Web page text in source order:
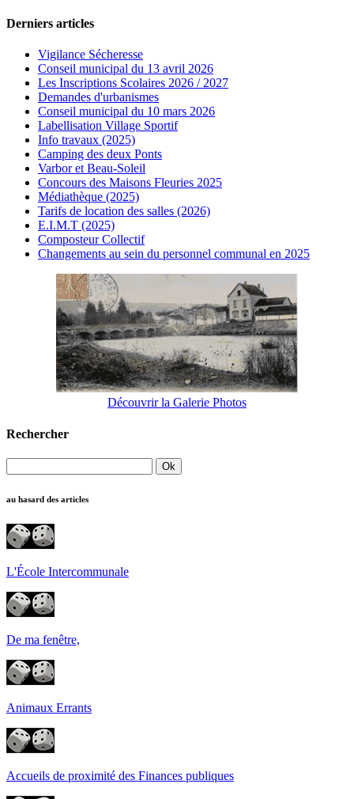
Derniers articles
Vigilance Sécheresse
Conseil municipal du 13 avril 2026
Les Inscriptions Scolaires 2026 / 2027
Demandes d'urbanismes
Conseil municipal du 10 mars 2026
Labellisation Village Sportif
Info travaux (2025)
Camping des deux Ponts
Varbor et Beau-Soleil
Concours des Maisons Fleuries 2025
Médiathèque (2025)
Tarifs de location des salles (2026)
E.I.M.T (2025)
Composteur Collectif
Changements au sein du personnel communal en 2025
Découvrir la Galerie Photos
Rechercher
au hasard des articles
L'École Intercommunale
De ma fenêtre,
Animaux Errants
Accueils de proximité des Finances publiques